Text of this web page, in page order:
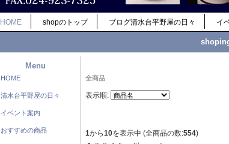
HOME shopのトップ ブログ清水台平野屋の日々 イ
Menu
HOME
清水台平野屋の日々
イベント案内
おすすめの商品
全商品
表示順:
1から10を表示中 (全商品の数:554)